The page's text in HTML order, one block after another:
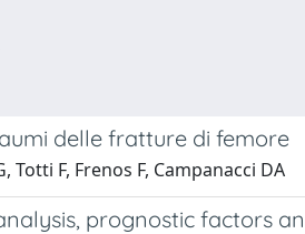
delle fratture di femore
Totti F, Frenos F, Campanacci DA
prognostic factors